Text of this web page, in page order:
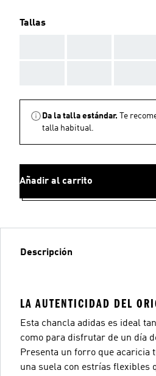
Tallas
Da la talla estándar.
Te
talla habitual.
Añadir al carrito
Descripción
LA AUTENTICIDAD DEL
Esta chancla adidas es ideal
como para disfrutar de un día
Presenta un forro que acaricia
una suela con estrías flexibles